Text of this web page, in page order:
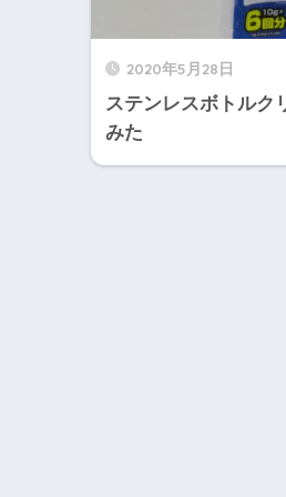
2020年5月28日
ステンレスボトルク
みた